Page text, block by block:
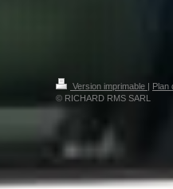
Version imprimable | Plan
© RICHARD RMS SARL